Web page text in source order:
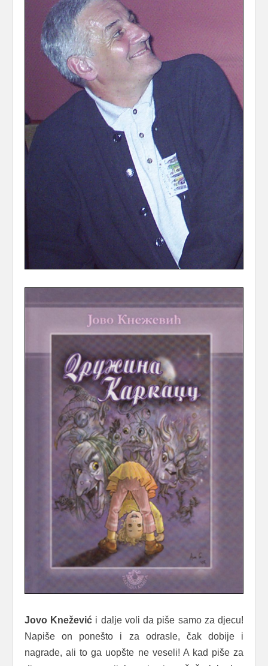
Jovo Knežević i dalje voli da piše samo za djecu!
Napiše on ponešto i za odrasle, čak dobije i
nagrade, ali to ga uopšte ne veseli! A kad piše za